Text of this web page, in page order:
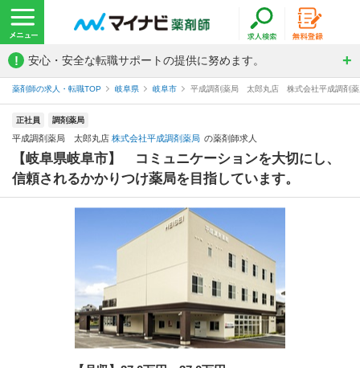
! 安心・安全な転職サポートの提供に努めます。
薬剤師の求人・転職TOP 岐阜県 岐阜市 平成調剤薬局 太郎丸店 株式会社平成調剤薬
正社員 調剤薬局
平成調剤薬局 太郎丸店 株式会社平成調剤薬局 の薬剤師求人
【岐阜県岐阜市】 コミュニケーションを大切にし、
信頼されるかかりつけ薬局を目指しています。